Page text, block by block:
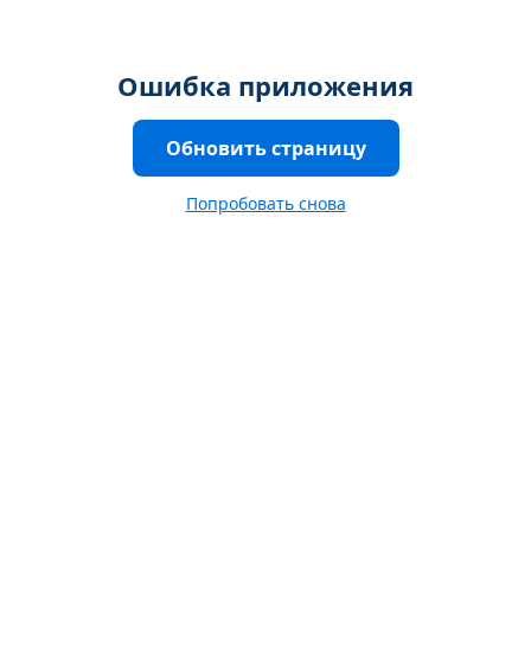
Ошибка приложения
Обновить страницу
Попробовать снова